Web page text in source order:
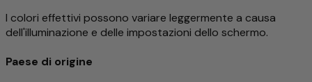
I colori effettivi possono variare leggermente a causa
dell'illuminazione e delle impostazioni dello schermo.
Paese di origine